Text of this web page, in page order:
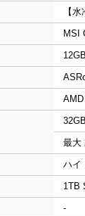
【
MSI
最大
ハイ
1TB
-